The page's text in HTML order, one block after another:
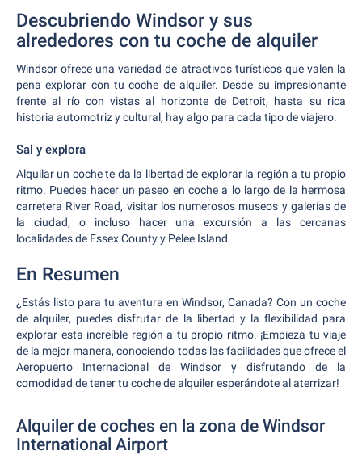
Descubriendo Windsor y sus
alrededores con tu coche de alquiler
Windsor ofrece una variedad de atractivos turísticos que valen la
pena explorar con tu coche de alquiler. Desde su impresionante
frente al río con vistas al horizonte de Detroit, hasta su rica
historia automotriz y cultural, hay algo para cada tipo de viajero.
Sal y explora
Alquilar un coche te da la libertad de explorar la región a tu propio
ritmo. Puedes hacer un paseo en coche a lo largo de la hermosa
carretera River Road, visitar los numerosos museos y galerías de
la ciudad, o incluso hacer una excursión a las cercanas
localidades de Essex County y Pelee Island.
En Resumen
¿Estás listo para tu aventura en Windsor, Canada? Con un coche
de alquiler, puedes disfrutar de la libertad y la flexibilidad para
explorar esta increíble región a tu propio ritmo. ¡Empieza tu viaje
de la mejor manera, conociendo todas las facilidades que ofrece el
Aeropuerto Internacional de Windsor y disfrutando de la
comodidad de tener tu coche de alquiler esperándote al aterrizar!
Alquiler de coches en la zona de Windsor
International Airport